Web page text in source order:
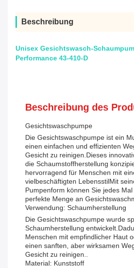
Beschreibung
Unisex Gesichtswasch-
Performance 43-410-D
Beschreibung des
Gesichtswaschpumpe
Die Gesichtswaschpumpe ist ein
einen einfachen und effizienten
Gesicht zu reinigen.Dieses
die Schaumstoffherstellung
hervorragend für Menschen mit
vielbeschäftigten LebensstilMit
Pumpenform können Sie jedes
perfekte Menge an
Verwendung: Schaumherstellung
Die Gesichtswaschpumpe wurde
Schaumherstellung
Menschen mit empfindlicher Haut
einen sanften, aber wirksamen
Gesicht zu reinigen..
Material: Kunststoff